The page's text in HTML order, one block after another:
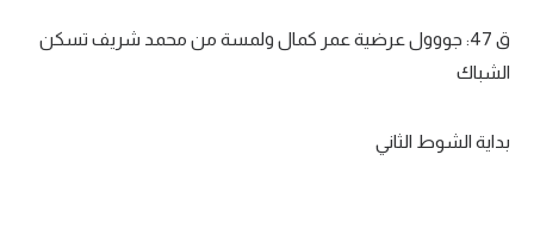
ق 47: جووول عرضية عمر كمال ولمسة من محمد شريف تسكن
الشباك
بداية الشوط الثاني